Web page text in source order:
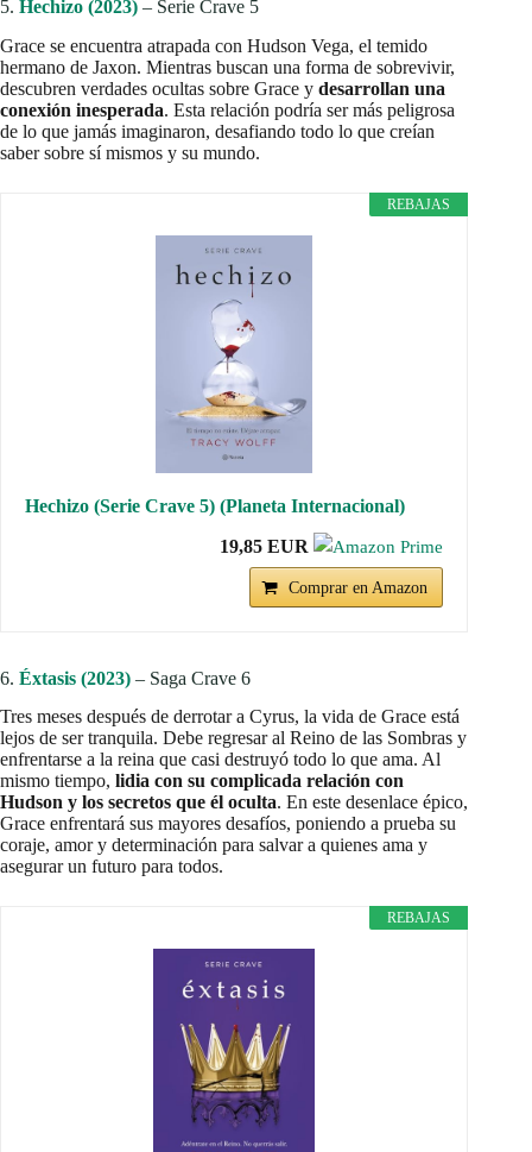
5. Hechizo (2023) – Serie Crave 5
Grace se encuentra atrapada con Hudson Vega, el temido
hermano de Jaxon. Mientras buscan una forma de sobrevivir,
descubren verdades ocultas sobre Grace y desarrollan una
conexión inesperada. Esta relación podría ser más peligrosa
de lo que jamás imaginaron, desafiando todo lo que creían
saber sobre sí mismos y su mundo.
REBAJAS
Hechizo (Serie Crave 5) (Planeta Internacional)
19,85 EUR
Comprar en Amazon
6. Éxtasis (2023) – Saga Crave 6
Tres meses después de derrotar a Cyrus, la vida de Grace está
lejos de ser tranquila. Debe regresar al Reino de las Sombras y
enfrentarse a la reina que casi destruyó todo lo que ama. Al
mismo tiempo, lidia con su complicada relación con
Hudson y los secretos que él oculta. En este desenlace épico,
Grace enfrentará sus mayores desafíos, poniendo a prueba su
coraje, amor y determinación para salvar a quienes ama y
asegurar un futuro para todos.
REBAJAS